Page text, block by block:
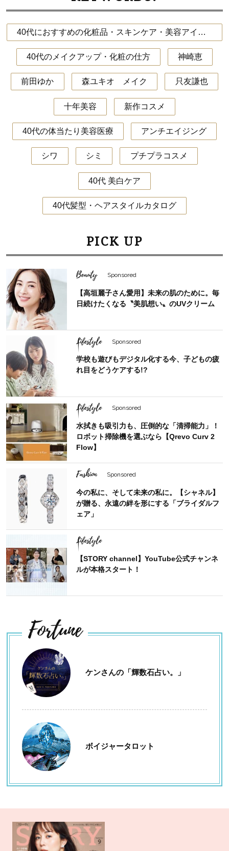
40代におすすめの化粧品・スキンケア・美容アイテム
40代のメイクアップ・化粧の仕方 神崎恵
前田ゆか 森ユキオ メイク 只友謙也
十年美容 新作コスメ
40代の体当たり美容医療 アンチエイジング
シワ シミ プチプラコスメ
40代 美白ケア
40代髪型・ヘアスタイルカタログ
PICK UP
Beauty Sponsored
【高垣麗子さん愛用】未来の肌のために。毎
日続けたくなる〝美肌想い〟のUVクリーム
Lifestyle Sponsored
学校も遊びもデジタル化する今、子どもの疲
れ目をどうケアする!?
Lifestyle Sponsored
水拭きも吸引力も、圧倒的な「清掃能力」！
ロボット掃除機を選ぶなら【Qrevo Curv 2
Flow】
Fashion Sponsored
今の私に、そして未来の私に。【シャネル】
が贈る、永遠の絆を形にする「ブライダルフ
ェア」
Lifestyle
【STORY channel】YouTube公式チャンネ
ルが本格スタート！
Fortune
ケンさんの「輝数石占い。」
ボイジャータロット